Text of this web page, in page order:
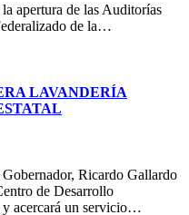
apertura de las Auditorías
de la…
LAVANDERÍA
Ricardo Gallardo
de Desarrollo
acercará un servicio…